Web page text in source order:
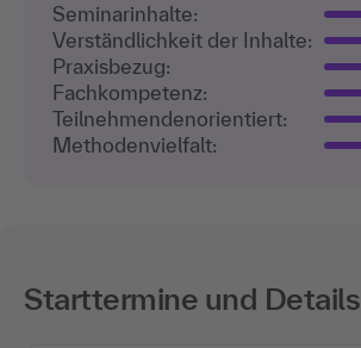
Seminarinhalte:
Verständlichkeit der Inhalte:
Praxisbezug:
Fachkompetenz:
Teilnehmenden­orientiert:
Methodenvielfalt:
Starttermine und Details